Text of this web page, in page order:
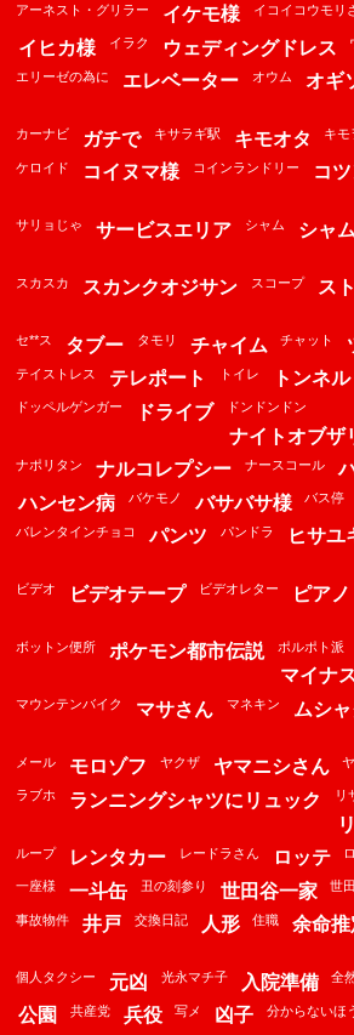
アーネスト・グリラー イケモ様 イコイコウモリ
イヒカ様 イラク ウェディングドレス
エリーゼの為に エレベーター オウム オギ
カーナビ ガチで キサラギ駅 キモオタ キモ
ケロイド コイヌマ様 コインランドリー コ
サリョじゃ サービスエリア シャム シャ
スカスカ スカンクオジサン スコープ ス
セ**ス タブー タモリ チャイム チャット
テイストレス テレポート トイレ トンネル
ドッペルゲンガー ドライブ ドンドンドン
ナイトオブザ
ナポリタン ナルコレプシー ナースコール
ハンセン病 バケモノ バサバサ様 バス停
バレンタインチョコ パンツ パンドラ ヒサユ
ビデオ ビデオテープ ビデオレター ピアノ
ボットン便所 ポケモン都市伝説 ポルポト派
マイナ
マウンテンバイク マサさん マネキン ムシ
メール モロゾフ ヤクザ ヤマニシさん
ラブホ ランニングシャツにリュック リ
ループ レンタカー レードラさん ロッテ
一座様 一斗缶 丑の刻参り 世田谷一家 世
事故物件 井戸 交換日記 人形 住職 余命推
個人タクシー 元凶 光永マチ子 入院準備 全
公園 共産党 兵役 写メ 凶子 分からないほ